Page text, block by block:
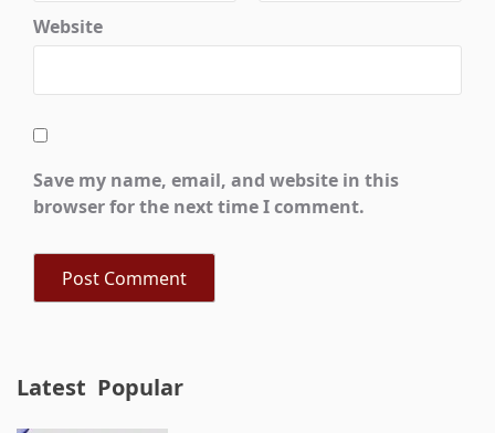
Website
Save my name, email, and website in this
browser for the next time I comment.
Latest Popular